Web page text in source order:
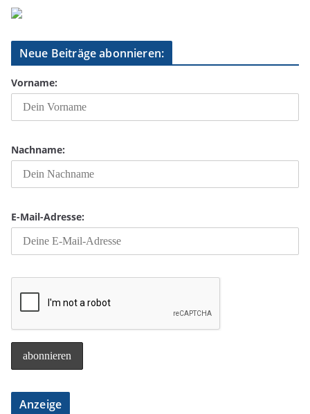
Neue Beiträge abonnieren:
Vorname:
Nachname:
E-Mail-Adresse:
Anzeige